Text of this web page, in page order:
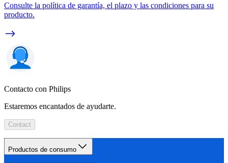
Consulte la política de garantía, el plazo y las condiciones para su
producto.
Contacto con Philips
Estaremos encantados de ayudarte.
Contact
Productos de consumo